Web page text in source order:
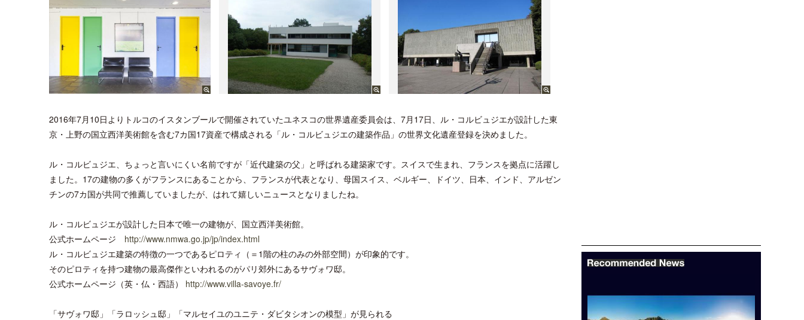
2016年7月10日よりトルコのイスタンブールで開催されていたユネスコの世界遺産委員会は、7月17日、ル・コルビュジエが設計した東
京・上野の国立西洋美術館を含む7カ国17資産で構成される「ル・コルビュジエの建築作品」の世界文化遺産登録を決めました。
ル・コルビュジエ、ちょっと言いにくい名前ですが「近代建築の父」と呼ばれる建築家です。スイスで生まれ、フランスを拠点に活躍し
ました。17の建物の多くがフランスにあることから、フランスが代表となり、母国スイス、ベルギー、ドイツ、日本、インド、アルゼン
チンの7カ国が共同で推薦していましたが、はれて嬉しいニュースとなりましたね。
ル・コルビュジエが設計した日本で唯一の建物が、国立西洋美術館。
公式ホームページ http://www.nmwa.go.jp/jp/index.html
ル・コルビュジエ建築の特徴の一つであるピロティ（＝1階の柱のみの外部空間）が印象的です。
そのピロティを持つ建物の最高傑作といわれるのがパリ郊外にあるサヴォワ邸。
公式ホームページ（英・仏・西語）
http://www.villa-savoye.fr/
「サヴォワ邸」「ラロッシュ邸」「マルセイユのユニテ・ダビタシオンの模型」が見られる